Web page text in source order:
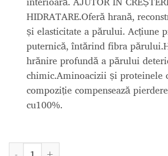
HIDRATARE.Oferă hrană,
și elasticitate a părului. Acțiune
puternică, întărind fibra
hrănire profundă a părului
chimic.Aminoacizii și proteinele
compoziție compensează
cu100%.
Cantitate SET SOS BANHO DE